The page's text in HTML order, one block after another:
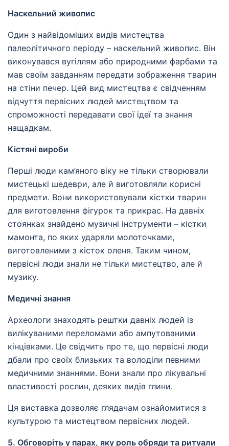
Наскельний живопис
Один з найвідоміших видів мистецтва
палеолітичного періоду – наскельний живопис. Він
виконувався вугіллям або природними фарбами та
мав своїм завданням передати зображення тварин
на стіни печер. Цей вид мистецтва є свідченням
відчуття первісних людей мистецтвом та
спроможності передавати свої ідеї та знання
нащадкам.
Кістяні вироби
Перші люди кам’яного віку не тільки створювали
мистецькі шедеври, але й виготовляли корисні
предмети. Вони використовували кістки тварин
для виготовлення фігурок та прикрас. На давніх
стоянках знайдено музичні інструменти – кістки
мамонта, по яких ударяли молоточками,
виготовленими з кісток оленя. Таким чином,
первісні люди знали не тільки мистецтво, але й
музику.
Медичні знання
Археологи знаходять рештки давніх людей із
вилікуваними переломами або ампутованими
кінцівками. Це свідчить про те, що первісні люди
дбали про своїх близьких та володіли певними
медичними знаннями. Вони знали про лікувальні
властивості рослин, деяких видів глини.
Ця виставка дозволяє глядачам ознайомитися з
культурою та мистецтвом первісних людей.
5. Обговоріть у парах, яку роль обряди та ритуали